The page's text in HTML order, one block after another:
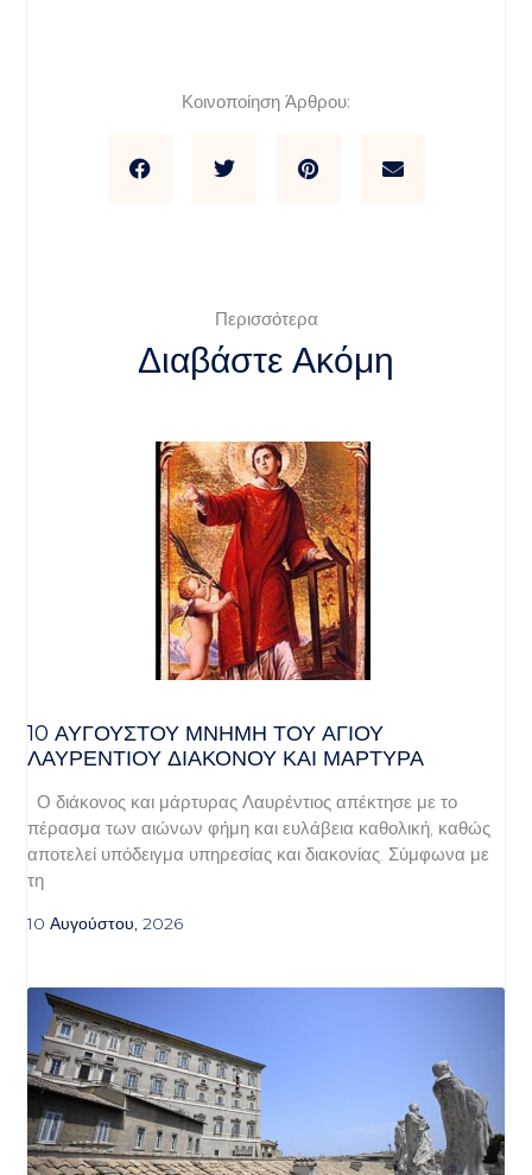
Κοινοποίηση Άρθρου:
Περισσότερα
Διαβάστε Ακόμη
10 ΑΥΓΟΥΣΤΟΥ ΜΝΗΜΗ ΤΟΥ ΑΓΙΟΥ
ΛΑΥΡΕΝΤΙΟΥ ΔΙΑΚΟΝΟΥ ΚΑΙ ΜΑΡΤΥΡΑ
Ο διάκονος και μάρτυρας Λαυρέντιος απέκτησε με το
πέρασμα των αιώνων φήμη και ευλάβεια καθολική, καθώς
αποτελεί υπόδειγμα υπηρεσίας και διακονίας. Σύμφωνα με
τη
10 Αυγούστου, 2026